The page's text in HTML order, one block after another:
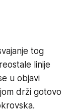
tog
linije
u objavi
drži gotovo